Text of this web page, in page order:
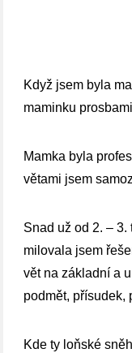
Když jsem byla
maminku
Mamka byla
větami jsem
Snad už od 2. –
milovala jsem
vět na základní a
podmět, přísudek,
Kde ty loňské